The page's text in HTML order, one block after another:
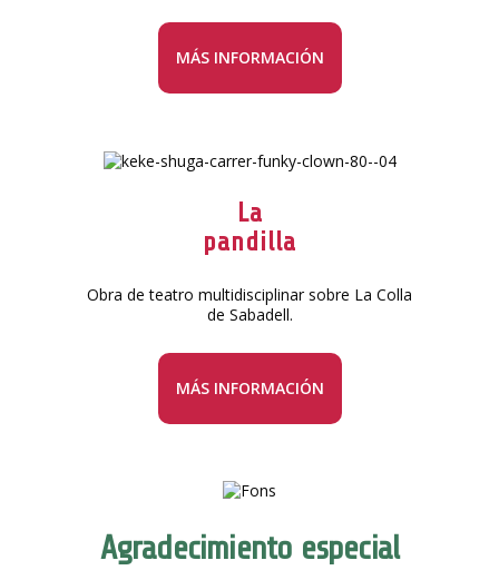
MÁS INFORMACIÓN
La
pandilla
Obra de teatro multidisciplinar sobre La Colla
de Sabadell.
MÁS INFORMACIÓN
Agradecimiento especial